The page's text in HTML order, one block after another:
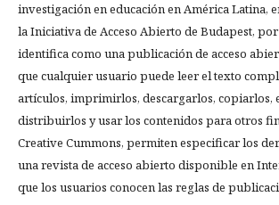
investigación en educación en América Latina,
la Iniciativa de Acceso Abierto de Budapest,
identifica como una publicación de acceso
que cualquier usuario puede leer el texto
artículos, imprimirlos, descargarlos, copiarlos,
distribuirlos y usar los contenidos para otros
Creative Cummons, permiten especificar los
una revista de acceso abierto disponible en
que los usuarios conocen las reglas de